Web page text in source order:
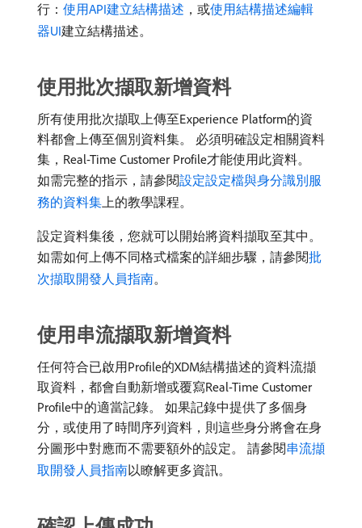
行： 使用API建立結構描述 ，或使用結構描述編輯
器UI建立結構描述。
使用批次擷取新增資料
所有使用批次擷取上傳至Experience Platform的資
料都會上傳至個別資料集。 必須明確設定相關資料
集，Real-Time Customer Profile才能使用此資料。
如需完整的指示，請參閱設定設定檔與身分識別服
務的資料集上的教學課程。
設定資料集後，您就可以開始將資料擷取至其中。
如需如何上傳不同格式檔案的詳細步驟，請參閱批
次擷取開發人員指南。
使用串流擷取新增資料
任何符合已啟用Profile的XDM結構描述的資料流擷
取資料，都會自動新增或覆寫Real-Time Customer
Profile中的適當記錄。 如果記錄中提供了多個身
分，或使用了時間序列資料，則這些身分將會在身
分圖形中對應而不需要額外的設定。 請參閱串流擷
取開發人員指南以瞭解更多資訊。